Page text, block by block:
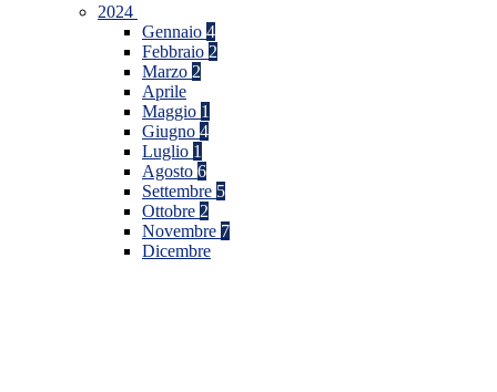
2024
Gennaio 4
Febbraio 2
Marzo 2
Aprile
Maggio 1
Giugno 4
Luglio 1
Agosto 6
Settembre 5
Ottobre 2
Novembre 7
Dicembre